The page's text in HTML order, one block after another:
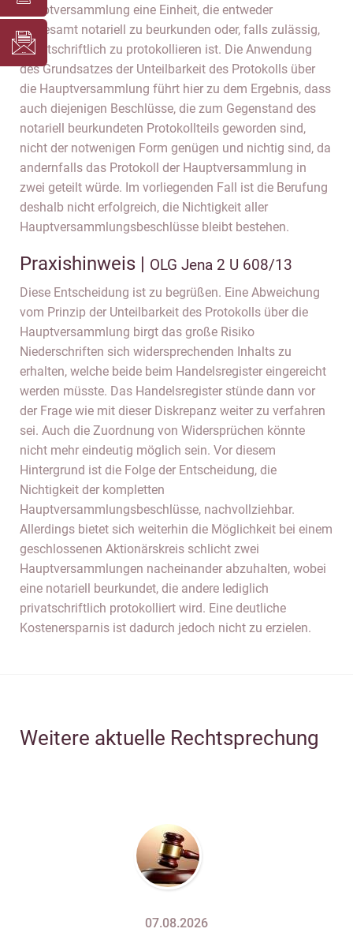
Hauptversammlung eine Einheit, die entweder
insgesamt notariell zu beurkunden oder, falls zulässig,
privatschriftlich zu protokollieren ist. Die Anwendung
des Grundsatzes der Unteilbarkeit des Protokolls über
die Hauptversammlung führt hier zu dem Ergebnis, dass
auch diejenigen Beschlüsse, die zum Gegenstand des
notariell beurkundeten Protokollteils geworden sind,
nicht der notwenigen Form genügen und nichtig sind, da
andernfalls das Protokoll der Hauptversammlung in
zwei geteilt würde. Im vorliegenden Fall ist die Berufung
deshalb nicht erfolgreich, die Nichtigkeit aller
Hauptversammlungsbeschlüsse bleibt bestehen.
Praxishinweis | OLG Jena 2 U 608/13
Diese Entscheidung ist zu begrüßen. Eine Abweichung
vom Prinzip der Unteilbarkeit des Protokolls über die
Hauptversammlung birgt das große Risiko
Niederschriften sich widersprechenden Inhalts zu
erhalten, welche beide beim Handelsregister eingereicht
werden müsste. Das Handelsregister stünde dann vor
der Frage wie mit dieser Diskrepanz weiter zu verfahren
sei. Auch die Zuordnung von Widersprüchen könnte
nicht mehr eindeutig möglich sein. Vor diesem
Hintergrund ist die Folge der Entscheidung, die
Nichtigkeit der kompletten
Hauptversammlungsbeschlüsse, nachvollziehbar.
Allerdings bietet sich weiterhin die Möglichkeit bei einem
geschlossenen Aktionärskreis schlicht zwei
Hauptversammlungen nacheinander abzuhalten, wobei
eine notariell beurkundet, die andere lediglich
privatschriftlich protokolliert wird. Eine deutliche
Kostenersparnis ist dadurch jedoch nicht zu erzielen.
Weitere aktuelle Rechtsprechung
07.08.2026